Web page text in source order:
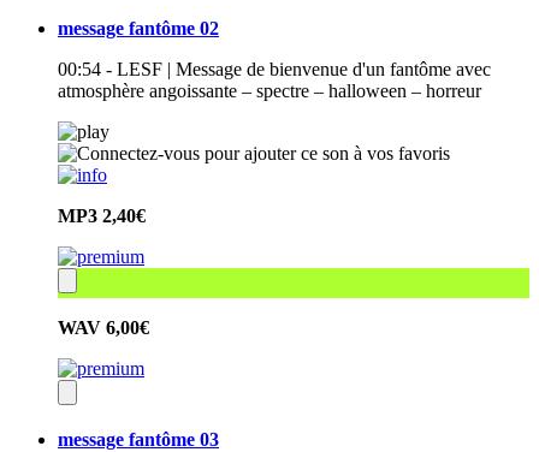
message fantôme 02
00:54 - LESF | Message de bienvenue d'un fantôme avec
atmosphère angoissante – spectre – halloween – horreur
MP3 2,40€
WAV 6,00€
message fantôme 03